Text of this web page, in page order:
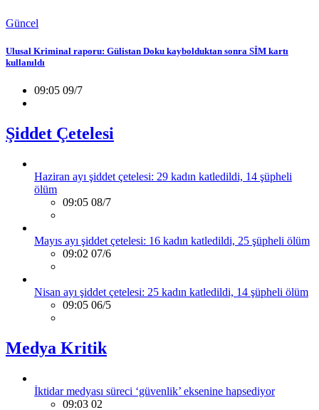
Güncel
Ulusal Kriminal raporu: Gülistan Doku kaybolduktan sonra SİM kartı
kullanıldı
09:05 09/7
Şiddet Çetelesi
Haziran ayı şiddet çetelesi: 29 kadın katledildi, 14 şüpheli
ölüm
09:05 08/7
Mayıs ayı şiddet çetelesi: 16 kadın katledildi, 25 şüpheli ölüm
09:02 07/6
Nisan ayı şiddet çetelesi: 25 kadın katledildi, 14 şüpheli ölüm
09:05 06/5
Medya Kritik
İktidar medyası süreci ‘güvenlik’ eksenine hapsediyor
09:03 02